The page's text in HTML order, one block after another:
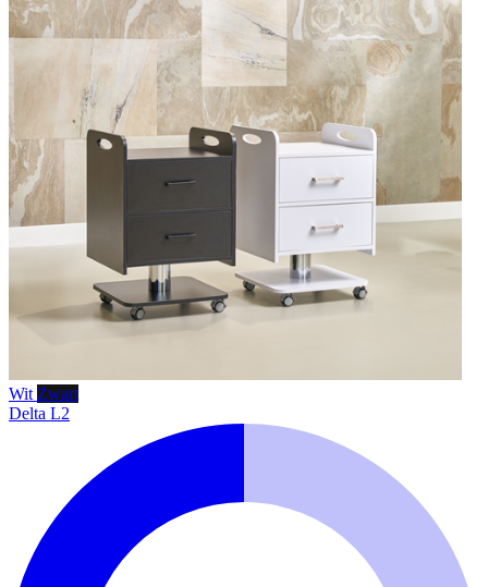
Wit Zwart
Delta L2